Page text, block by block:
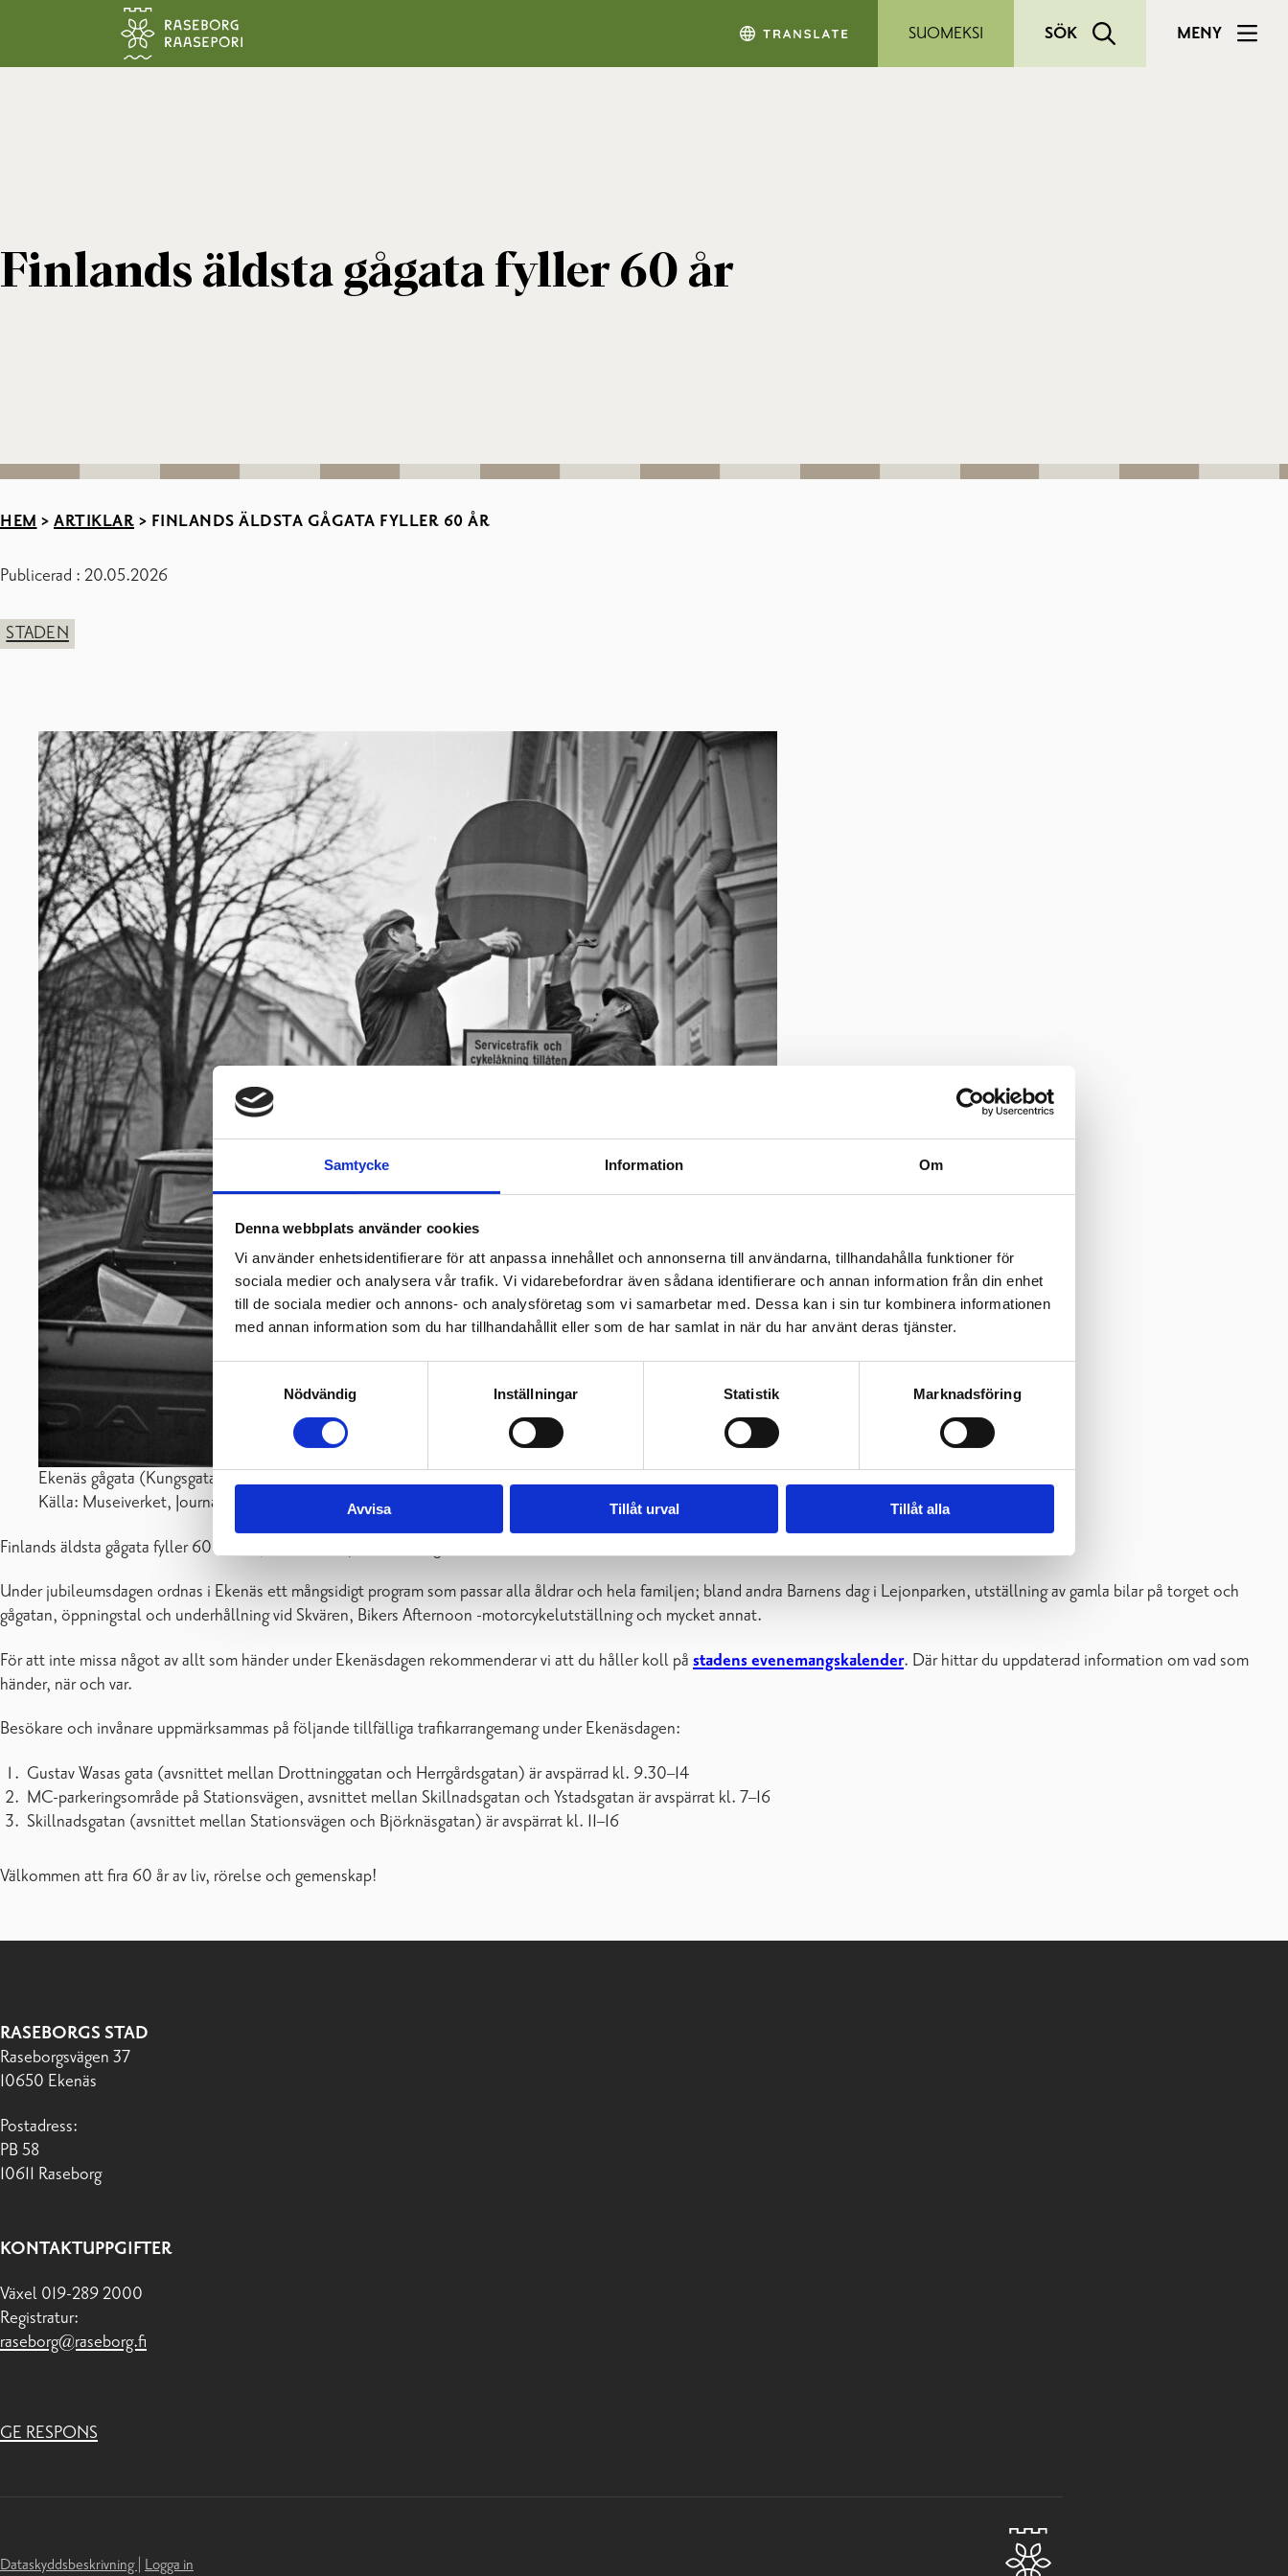
Samtycke Information Om
Denna webbplats använder cookies
Vi använder enhetsidentifierare för att anpassa innehållet och annonserna till användarna, tillhandahålla funktioner för
sociala medier och analysera vår trafik. Vi vidarebefordrar även sådana identifierare och annan information från din enhet
till de sociala medier och annons- och analysföretag som vi samarbetar med. Dessa kan i sin tur kombinera informationen
med annan information som du har tillhandahållit eller som de har samlat in när du har använt deras tjänster.
Samtyckesval
Nödvändig
Inställningar Statistik Marknadsföring
Avvisa Tillåt urval Tillåt alla
Hoppa till sidans innehåll
SUOMEKSI SÖK MENY
Finlands äldsta gågata fyller 60 år
HEM > ARTIKLAR > FINLANDS ÄLDSTA GÅGATA FYLLER 60 ÅR
Publicerad : 20.05.2026
STADEN
Ekenäs gågata (Kungsgatan) öppnas 8.11.1966. Fotograf:
Källa: Museiverket, Journalistiska bildarkivet JOKA, Västra Nyland
Finlands äldsta gågata fyller 60 år i år. Jubileet firas på Ekenäsdagen 23.5.2026.
Under jubileumsdagen ordnas i Ekenäs ett mångsidigt program som passar alla åldrar och hela familjen; bland andra Barnens dag i Lejonparken, utställning av gamla bilar på torget och
gågatan, öppningstal och underhållning vid Skvären, Bikers Afternoon -motorcykelutställning och mycket annat.
För att inte missa något av allt som händer under Ekenäsdagen rekommenderar vi att du håller koll på stadens evenemangskalender. Där hittar du uppdaterad information om vad som
händer, när och var.
Besökare och invånare uppmärksammas på följande tillfälliga trafikarrangemang under Ekenäsdagen:
Gustav Wasas gata (avsnittet mellan Drottninggatan och Herrgårdsgatan) är avspärrad kl. 9.30–14
MC-parkeringsområde på Stationsvägen, avsnittet mellan Skillnadsgatan och Ystadsgatan är avspärrat kl. 7–16
Skillnadsgatan (avsnittet mellan Stationsvägen och Björknäsgatan) är avspärrat kl. 11–16
Välkommen att fira 60 år av liv, rörelse och gemenskap!
RASEBORGS STAD
Raseborgsvägen 37
10650 Ekenäs
Postadress:
PB 58
10611 Raseborg
KONTAKTUPPGIFTER
Växel 019-289 2000
Registratur:
raseborg@raseborg.fi
GE RESPONS
Dataskyddsbeskrivning Logga in